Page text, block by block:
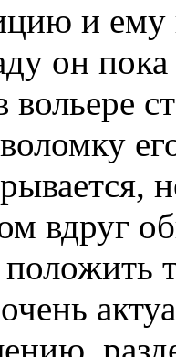
и ему
он пока
вольере
вдруг